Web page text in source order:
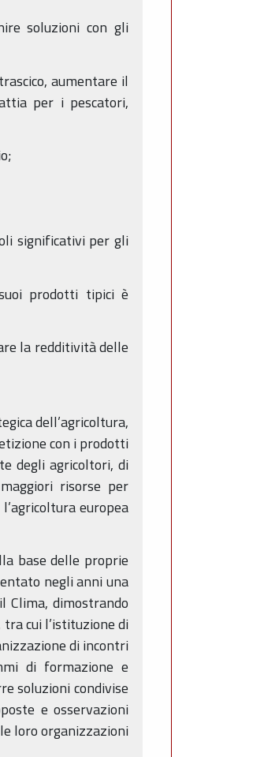
soluzioni con gli
aumentare il
per i pescatori,
significativi per gli
prodotti tipici è
la redditività delle
dell’agricoltura,
con i prodotti
degli agricoltori, di
risorse per
europea
base delle proprie
negli anni una
Clima, dimostrando
cui l’istituzione di
di incontri
di formazione e
soluzioni condivise
e osservazioni
loro organizzazioni